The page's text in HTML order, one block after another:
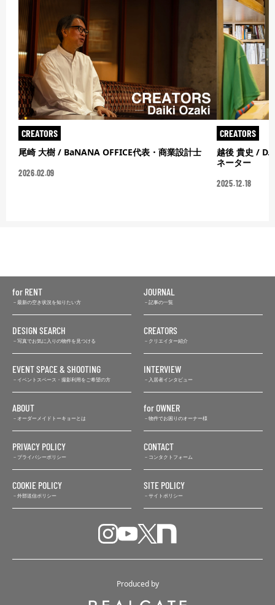
CREATORS
尾崎 大樹 / BaNANA OFFICE代表・商業設計士
2026.02.09
CREATORS
越後 貴史 /
ネーター
2025.12.18
for RENT
最新の空き状況を知りたい方
JOURNAL
記事の一覧
DESIGN SEARCH
写真でお気に入りの物件を見つける
CREATORS
クリエイター紹介
EVENT SPACE & SHOOTING
イベントスペース・撮影利用をご希望の方
INTERVIEW
入居者インタビュー
ABOUT
オーダーメイドトーキョーとは
for OWNER
物件でお困りのオーナー様
PRIVACY POLICY
プライバシーポリシー
CONTACT
コンタクトフォーム
COOKIE POLICY
外部送信ポリシー
SITE POLICY
サイトポリシー
Produced by